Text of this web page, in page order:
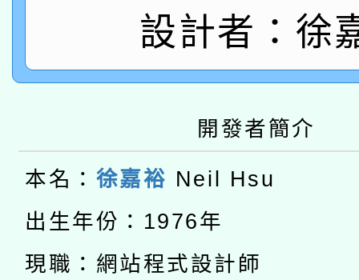
薪期間赴陸應申請許可
轉知經濟部水利署委託
業技術研究院辦理「
動」
開 智慧啟航」
本校115學年度第2次
招甄選結果公告(無人
招)
適應運動共學行動站研
本館辦理115年度閱讀
暨閱讀推動專業研習
科技賦能─人工智慧
設計者：徐
開發者簡介
本名： 徐嘉裕 Neil Hsu
出生年份：1976年
現職：網站程式設計師